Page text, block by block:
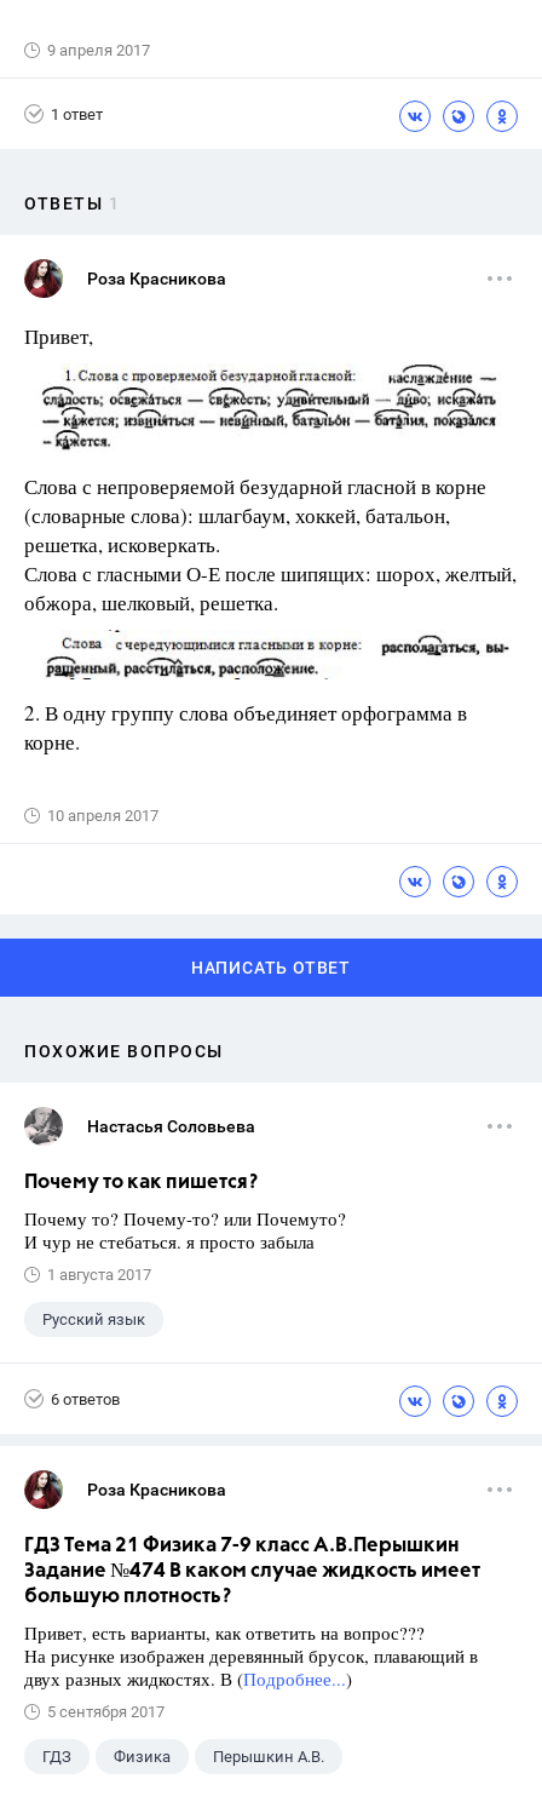
9 апреля 2017
1 ответ
ОТВЕТЫ 1
Роза Красникова
Привет,
Слова с непроверяемой безударной гласной в корне
(словарные слова): шлагбаум, хоккей, батальон,
решетка, исковеркать.
Слова с гласными О-Е после шипящих: шорох, желтый,
обжора, шелковый, решетка.
2. В одну группу слова объединяет орфограмма в
корне.
10 апреля 2017
НАПИСАТЬ ОТВЕТ
ПОХОЖИЕ ВОПРОСЫ
Настасья Соловьева
Почему то как пишется?
Почему то? Почему-то? или Почемуто?
И чур не стебаться. я просто забыла
1 августа 2017
Русский язык
6 ответов
Роза Красникова
ГДЗ Тема 21 Физика 7-9 класс А.В.Перышкин
Задание №474 В каком случае жидкость имеет
большую плотность?
Привет, есть варианты, как ответить на вопрос???
На рисунке изображен деревянный брусок, плавающий в
двух разных жидкостях. В (Подробнее...)
5 сентября 2017
ГДЗ Физика Перышкин А.В.